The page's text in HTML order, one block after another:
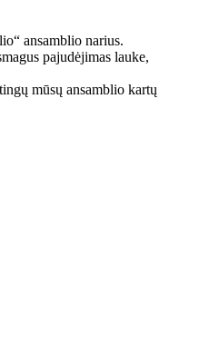
ansamblio narius.
pajudėjimas lauke,
mūsų ansamblio kartų